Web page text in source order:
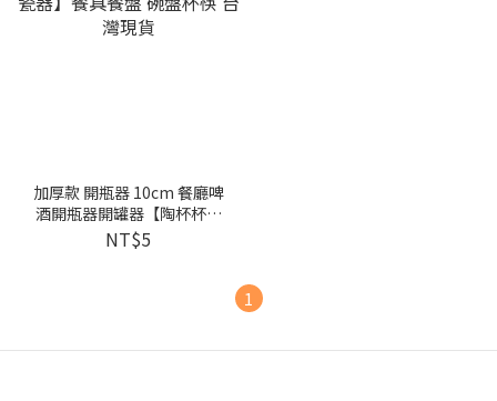
加厚款 開瓶器 10cm 餐廳啤
酒開瓶器開罐器【陶杯杯瓷
器】餐具餐盤 碗盤杯筷 台灣
現貨
NT$5
1